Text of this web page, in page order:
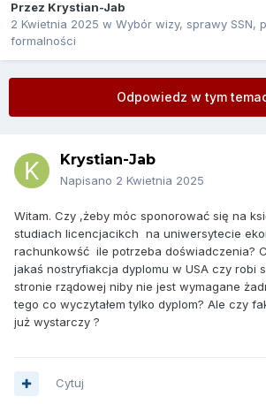
Przez Krystian-Jab
2 Kwietnia 2025 w Wybór wizy, sprawy SSN,
formalności
Odpowiedz w tym
Krystian-Jab
Napisano 2 Kwietnia 2025
Witam. Czy ,żeby móc sponorować się na
studiach licencjacikch na uniwersytecie
rachunkowść ile potrzeba doświadczenia?
jakaś nostryfiakcja dyplomu w USA czy robi
stronie rządowej niby nie jest wymagane
tego co wyczytałem tylko dyplom? Ale czy
już wystarczy ?
Cytuj